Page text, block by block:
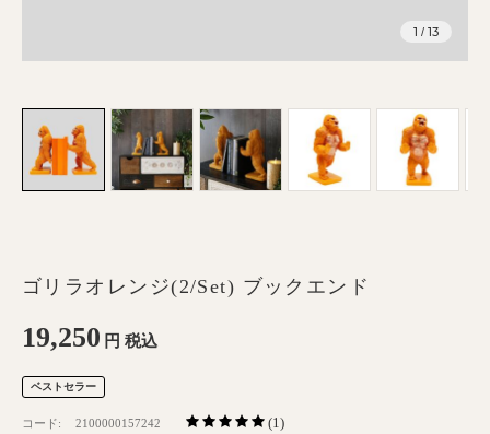
1 / 13
ゴリラオレンジ(2/Set) ブックエンド
19,250 円 税込
ベストセラー
コード: 2100000157242 (1)